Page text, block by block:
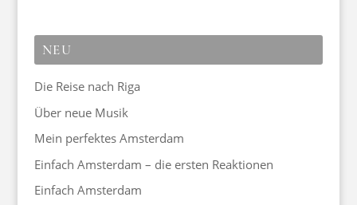
NEU
Die Reise nach Riga
Über neue Musik
Mein perfektes Amsterdam
Einfach Amsterdam – die ersten Reaktionen
Einfach Amsterdam